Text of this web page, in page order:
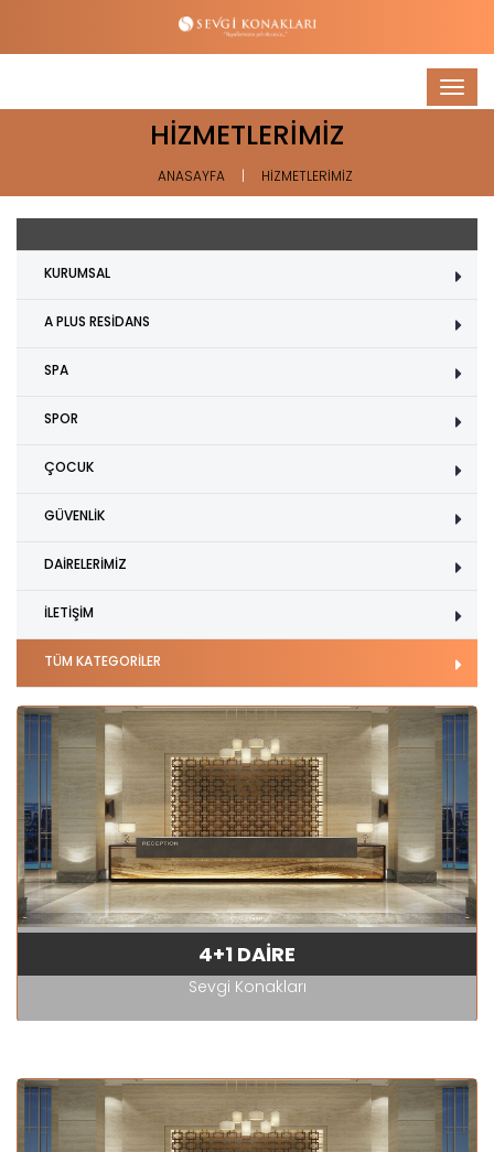
HİZMETLERİMİZ
ANASAYFA HİZMETLERİMİZ
KURUMSAL
A PLUS RESİDANS
SPA
SPOR
ÇOCUK
GÜVENLİK
DAİRELERİMİZ
İLETİŞİM
TÜM KATEGORİLER
4+1 DAİRE
Sevgi Konakları